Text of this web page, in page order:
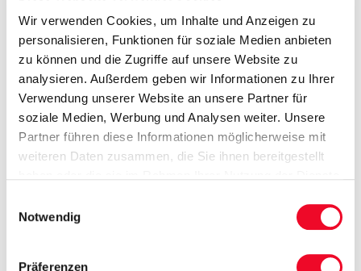
Wir verwenden Cookies, um Inhalte und Anzeigen zu
personalisieren, Funktionen für soziale Medien anbieten
zu können und die Zugriffe auf unsere Website zu
analysieren. Außerdem geben wir Informationen zu Ihrer
Verwendung unserer Website an unsere Partner für
soziale Medien, Werbung und Analysen weiter. Unsere
Partner führen diese Informationen möglicherweise mit
weiteren Daten zusammen, die Sie ihnen bereitgestellt
Notwendig
Präferenzen
7, 14 oder 21 x Übernachtung im Hotel„Muselet“
7, 14 oder 21 x Frühstücksbuffet
7, 14 oder 21 x Abendbuffet
kostenfreie Benutzung des Wellnessbereiches
mit Schwimmbad mit Wassermassagen, Sauna,
Infrarotsauna und Salzgrotte
Mehr anzeigen
Verfügbare Preispakete
Hotel Ewerdin